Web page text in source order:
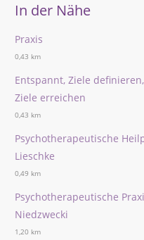
In der Nähe
Praxis
0,43 km
Entspannt, Ziele
Ziele erreichen
0,43 km
Psychotherapeutische
Lieschke
0,49 km
Psychotherapeutische
Niedzwecki
1,20 km